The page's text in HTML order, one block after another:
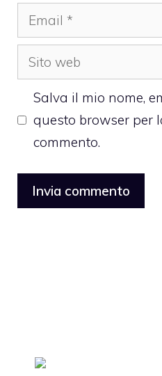
Email
Sito
web
Salva il mio nome,
questo browser per
commento.